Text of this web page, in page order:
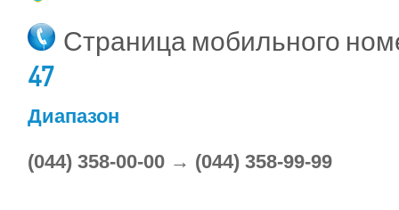
Страница мобильного
47
Диапазон
(044) 358-00-00 → (044) 358-99-99